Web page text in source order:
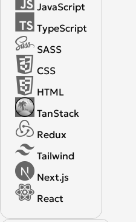
JavaScript
TypeScript
SASS
CSS
HTML
TanStack
Redux
Tailwind
Next.js
React